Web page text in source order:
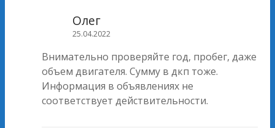
Олег
25.04.2022
Внимательно проверяйте год, пробег, даже
объем двигателя. Сумму в дкп тоже.
Информация в объявлениях не
соответствует действительности.